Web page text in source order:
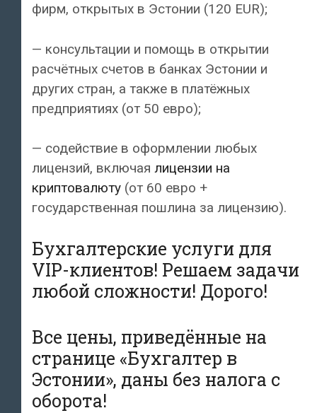
фирм, открытых в Эстонии (120 EUR);
— консультации и помощь в открытии
расчётных счетов в банках Эстонии и
других стран, а также в платёжных
предприятиях (от 50 евро);
— содействие в оформлении любых
лицензий, включая лицензии на
криптовалюту (от 60 евро +
государственная пошлина за лицензию).
Бухгалтерские услуги для
VIP-клиентов! Решаем задачи
любой сложности! Дорого!
Все цены, приведённые на
странице «Бухгалтер в
Эстонии», даны без налога с
оборота!